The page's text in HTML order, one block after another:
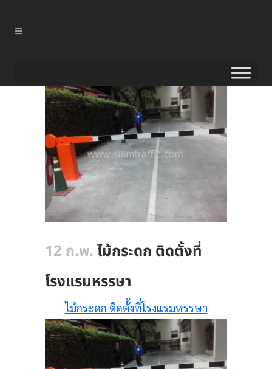
12 ก.พ.ไม้กระดก ติดตั้งที่
โรงแรมหรรษา
ไม้กระดก ติดตั้งที่โรงแรมหรรษา